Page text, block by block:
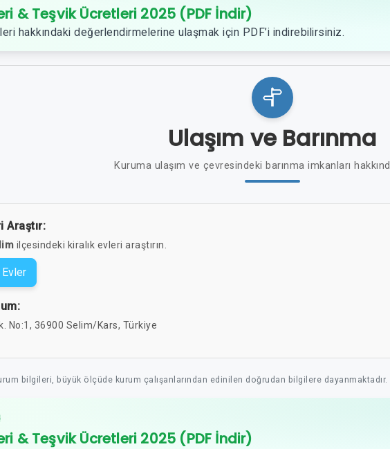
& Teşvik Ücretleri 2025 (PDF İndir)
hakkındaki değerlendirmelerine ulaşmak için PDF’i indirebilirsiniz.
Ulaşım ve Barınma
Kuruma ulaşım ve çevresindeki barınma imkanları
Araştır:
ilçesindeki kiralık evleri araştırın.
Evler
No:1, 36900 Selim/Kars, Türkiye
bilgileri, büyük ölçüde kurum çalışanlarından edinilen doğrudan bilgilere dayanmaktadır.
& Teşvik Ücretleri 2025 (PDF İndir)